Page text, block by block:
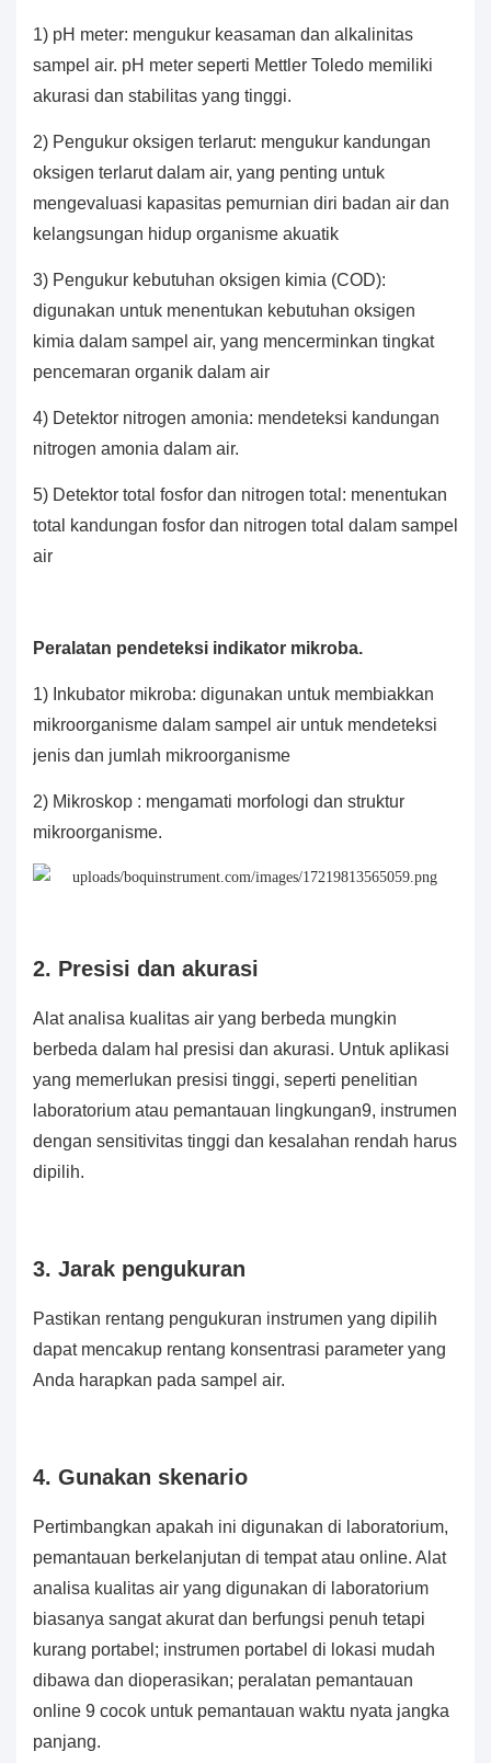
1) pH meter: mengukur keasaman dan alkalinitas
sampel air. pH meter seperti Mettler Toledo memiliki
akurasi dan stabilitas yang tinggi.
2) Pengukur oksigen terlarut: mengukur kandungan
oksigen terlarut dalam air, yang penting untuk
mengevaluasi kapasitas pemurnian diri badan air dan
kelangsungan hidup organisme akuatik
3) Pengukur kebutuhan oksigen kimia (COD):
digunakan untuk menentukan kebutuhan oksigen
kimia dalam sampel air, yang mencerminkan tingkat
pencemaran organik dalam air
4) Detektor nitrogen amonia: mendeteksi kandungan
nitrogen amonia dalam air.
5) Detektor total fosfor dan nitrogen total: menentukan
total kandungan fosfor dan nitrogen total dalam sampel
air
Peralatan pendeteksi indikator mikroba.
1) Inkubator mikroba: digunakan untuk membiakkan
mikroorganisme dalam sampel air untuk mendeteksi
jenis dan jumlah mikroorganisme
2) Mikroskop : mengamati morfologi dan struktur
mikroorganisme.
2. Presisi dan akurasi
Alat analisa kualitas air yang berbeda mungkin
berbeda dalam hal presisi dan akurasi. Untuk aplikasi
yang memerlukan presisi tinggi, seperti penelitian
laboratorium atau pemantauan lingkungan9, instrumen
dengan sensitivitas tinggi dan kesalahan rendah harus
dipilih.
3. Jarak pengukuran
Pastikan rentang pengukuran instrumen yang dipilih
dapat mencakup rentang konsentrasi parameter yang
Anda harapkan pada sampel air.
4. Gunakan skenario
Pertimbangkan apakah ini digunakan di laboratorium,
pemantauan berkelanjutan di tempat atau online. Alat
analisa kualitas air yang digunakan di laboratorium
biasanya sangat akurat dan berfungsi penuh tetapi
kurang portabel; instrumen portabel di lokasi mudah
dibawa dan dioperasikan; peralatan pemantauan
online 9 cocok untuk pemantauan waktu nyata jangka
panjang.